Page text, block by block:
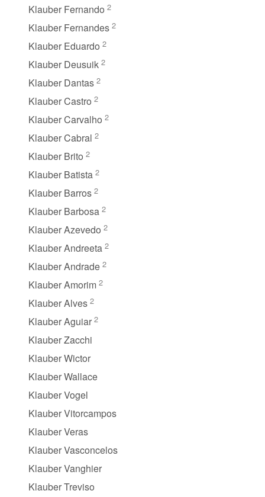
Klauber Fernando 2
Klauber Fernandes 2
Klauber Eduardo 2
Klauber Deusuik 2
Klauber Dantas 2
Klauber Castro 2
Klauber Carvalho 2
Klauber Cabral 2
Klauber Brito 2
Klauber Batista 2
Klauber Barros 2
Klauber Barbosa 2
Klauber Azevedo 2
Klauber Andreeta 2
Klauber Andrade 2
Klauber Amorim 2
Klauber Alves 2
Klauber Aguiar 2
Klauber Zacchi
Klauber Wictor
Klauber Wallace
Klauber Vogel
Klauber Vitorcampos
Klauber Veras
Klauber Vasconcelos
Klauber Vanghier
Klauber Treviso